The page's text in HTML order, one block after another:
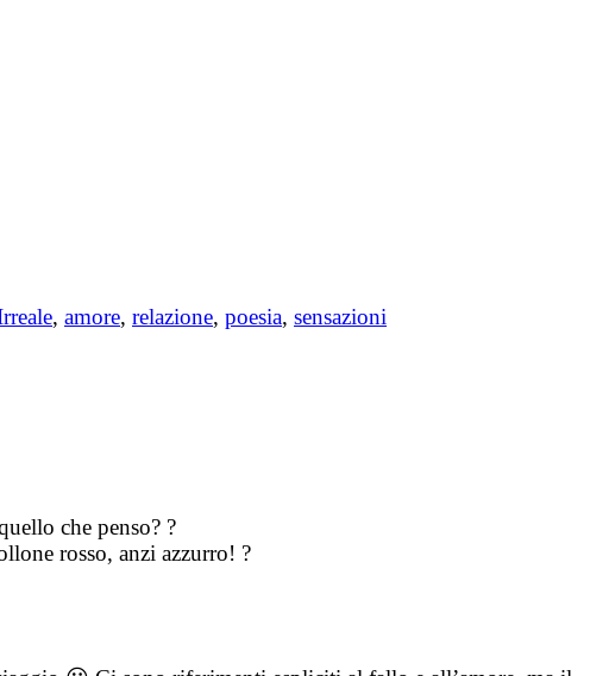
, amore, relazione, poesia, sensazioni
che penso? ?
rosso, anzi azzurro! ?